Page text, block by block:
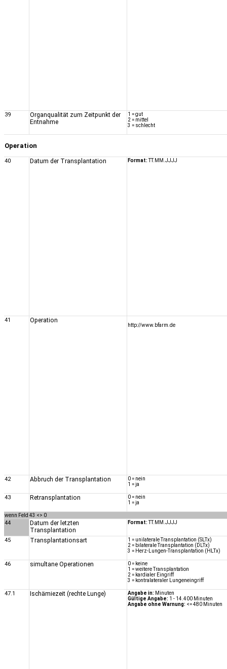
39
Organqualität zum Zeitpunkt der
Entnahme
1 = gut
2 = mittel
3 = schlecht
Operation
40 Datum der Transplantation Format:TT.MM.JJJJ
41 Operation
http://www.bfarm.de
42 Abbruch der Transplantation
0 = nein
1 = ja
43 Retransplantation
0 = nein
1 = ja
wenn Feld 43 <> 0
44
Datum der letzten
Transplantation
Format:TT.MM.JJJJ
45 Transplantationsart
1 = unilaterale Transplantation (SLTx)
2 = bilaterale Transplantation (DLTx)
3 = Herz-Lungen-Transplantation (HLTx)
46 simultane Operationen
0 = keine
1 = weitere Transplantation
2 = kardialer Eingriff
3 = kontralateraler Lungeneingriff
47.1 Ischämiezeit (rechte Lunge) Angabe in: Minuten
Gültige Angabe: 1 - 14.400 Minuten
Angabe ohne Warnung: <= 480 Minuten